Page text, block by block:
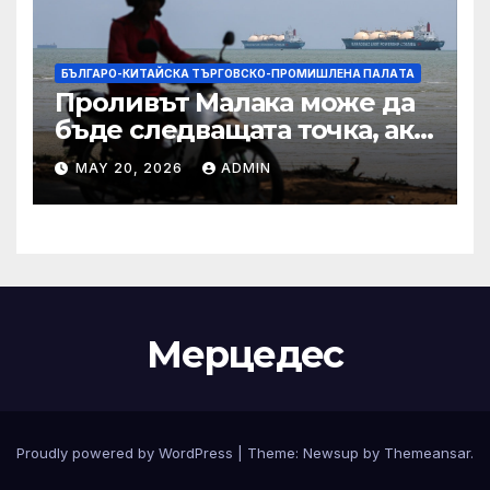
БЪЛГАРО-КИТАЙСКА ТЪРГОВСКО-ПРОМИШЛЕНА ПАЛAТА
Проливът Малака може да
бъде следващата точка, ако
Азия не внимава
MAY 20, 2026 ADMIN
Мерцедес
Proudly powered by WordPress Theme: Newsup by Themeansar.